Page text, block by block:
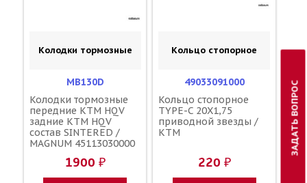
Колодки тормозные
MB130D
Колодки тормозные
передние KTM HQV
задние KTM HQV
состав SINTERED /
MAGNUM 45113030000
1900 ₽
Кольцо стопорное
49033091000
Кольцо стопорное
TYPE-C 20X1,75
приводной звезды /
KTM
220 ₽
ЗАДАТЬ ВОПРОС